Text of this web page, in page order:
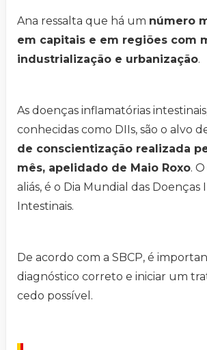
Ana ressalta que há um número
em capitais e em regiões com
industrialização e urbanização.
As doenças inflamatórias
conhecidas como DIIs, são o alvo
de conscientização realizada
mês, apelidado de Maio Roxo.
aliás, é o Dia Mundial das Doenças
Intestinais.
De acordo com a SBCP, é
diagnóstico correto e iniciar um
cedo possível.